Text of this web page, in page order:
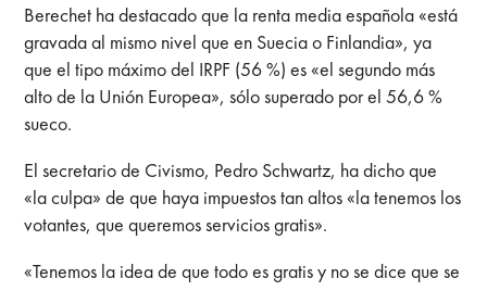
Berechet ha destacado que la renta media española «está
gravada al mismo nivel que en Suecia o Finlandia», ya
que el tipo máximo del IRPF (56 %) es «el segundo más
alto de la Unión Europea», sólo superado por el 56,6 %
sueco.
El secretario de Civismo, Pedro Schwartz, ha dicho que
«la culpa» de que haya impuestos tan altos «la tenemos los
votantes, que queremos servicios gratis».
«Tenemos la idea de que todo es gratis y no se dice que se